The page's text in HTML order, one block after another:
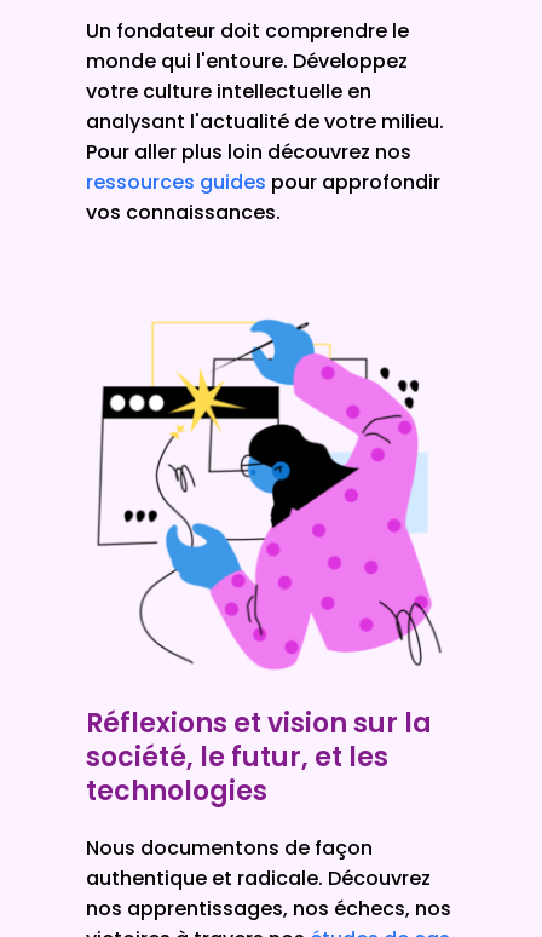
Un fondateur doit comprendre le
monde qui l'entoure. Développez
votre culture intellectuelle en
analysant l'actualité de votre milieu.
Pour aller plus loin découvrez nos
ressources guides pour approfondir
vos connaissances.
Réflexions et vision sur la
société, le futur, et les
technologies
Nous documentons de façon
authentique et radicale. Découvrez
nos apprentissages, nos échecs, nos